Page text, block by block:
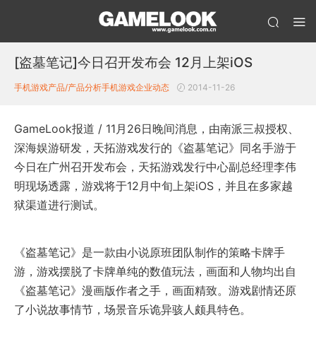
[盗墓笔记]今日召开发布会 12月上架iOS
手机游戏产品/产品分析手机游戏企业动态 2014-11-26
GameLook报道 / 11月26日晚间消息，由南派三叔授权、
深海娱游研发，天拓游戏发行的《盗墓笔记》同名手游于
今日在广州召开发布会，天拓游戏发行中心副总经理李伟
明现场透露，游戏将于12月中旬上架iOS，并且在多家越
狱渠道进行测试。
《盗墓笔记》是一款由小说原班团队制作的策略卡牌手
游，游戏摆脱了卡牌单纯的数值玩法，画面和人物均出自
《盗墓笔记》漫画版作者之手，画面精致。游戏剧情还原
了小说故事情节，场景音乐诡异骇人颇具特色。